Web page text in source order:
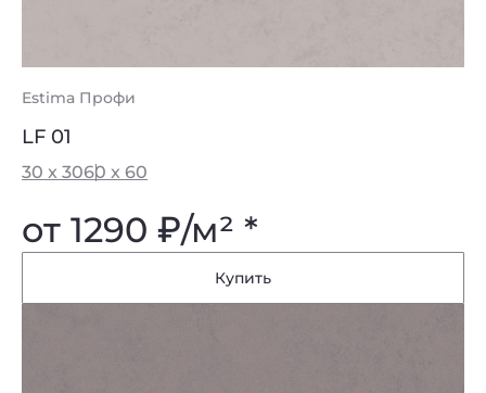
Estima Профи
LF 01
30 x 3060 x 60
от 1290 ₽/м² *
Купить